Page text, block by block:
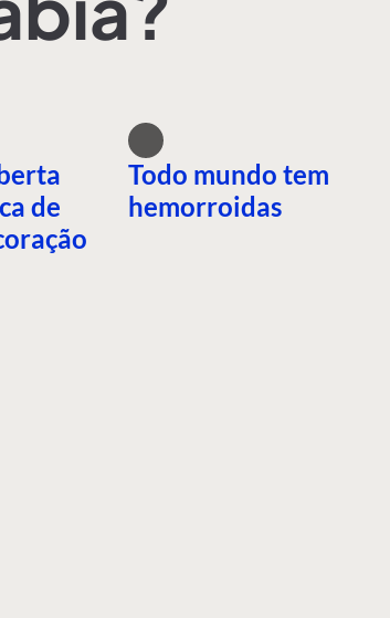
de
Todo mundo tem
hemorroidas